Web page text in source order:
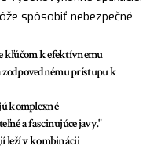
spôsobiť nebezpečné
kľúčom k efektívnemu
prístupu k
komplexné
a fascinujúce javy."
leží v kombinácii